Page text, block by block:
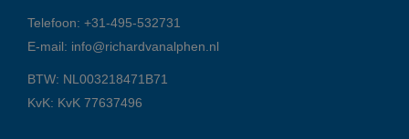
Telefoon: +31-495-532731
E-mail: info@richardvanalphen.nl
BTW: NL003218471B71
KvK: KvK 77637496